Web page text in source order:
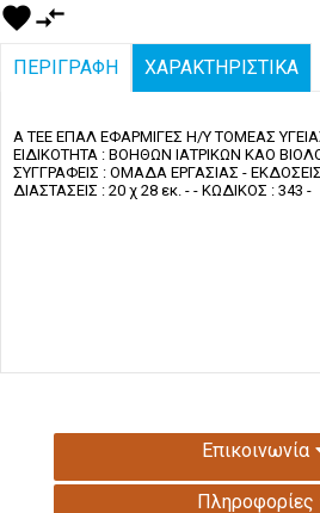
favoritecompare_arrows
ΠΕΡΙΓΡΑΦΗ ΧΑΡΑΚΤΗΡΙΣΤΙΚΑ
Α ΤΕΕ ΕΠΑΛ ΕΦΑΡΜΙΓΕΣ Η/Υ ΤΟΜΕΑΣ
ΕΙΔΙΚΟΤΗΤΑ : ΒΟΗΘΩΝ ΙΑΤΡΙΚΩΝ ΚΑΟ
ΣΥΓΓΡΑΦΕΙΣ : ΟΜΑΔΑ ΕΡΓΑΣΙΑΣ -
ΔΙΑΣΤΑΣΕΙΣ : 20 χ 28 εκ. - - ΚΩΔΙΚΟΣ : 343 -
Επικοινωνία
Πληροφορίες